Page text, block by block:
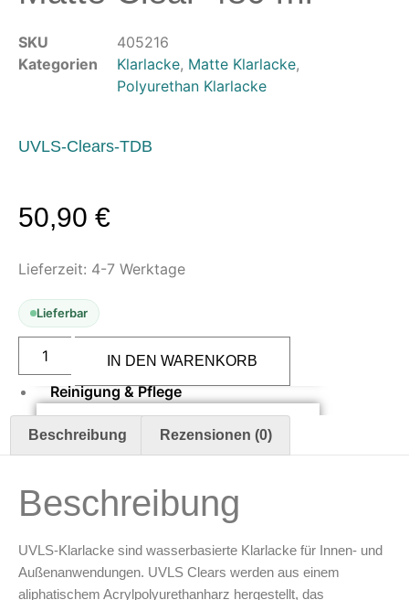
Radierer & Schneidewerkzeuge
Plotter & Zubehör
Modellbau-Zubehör
Oberflächenvorbereitung &
Spachtelmasse & Sprühspachtel
Schleif- & Poliermittel
Sandstrahlen & Spezialbehandlungen
Maskierung & Schablonen
Maskierfolien & Maskierbänder
Schablonen & Templates
Reinigung & Pflege
Oberflächenreiniger
Airbrush-Reiniger
Zubehör & Ausstattung
Arbeitsplatz & Zubehör
Leerbehälter & Mischzubehör
Spezialliteratur & Anleitungen
SKU
405216
Kategorien
Klarlacke, Matte Klarlacke,
Polyurethan Klarlacke
UVLS-Clears-TDB
50,90 €
Lieferzeit: 4-7 Werktage
Lieferbar
Createx
4052
UVLS
Matte
Clear
480
ml
Menge
IN DEN WARENKORB
Beschreibung Rezensionen (0)
Beschreibung
UVLS-Klarlacke sind wasserbasierte Klarlacke für Innen- und
Außenanwendungen. UVLS Clears werden aus einem
aliphatischem Acrylpolyurethanharz hergestellt, das